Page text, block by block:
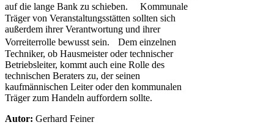
auf die lange Bank zu schieben. Kommunale
Träger von Veranstaltungsstätten sollten sich
außerdem ihrer Verantwortung und ihrer
Vorreiterrolle bewusst sein. Dem einzelnen
Techniker, ob Hausmeister oder technischer
Betriebsleiter, kommt auch eine Rolle des
technischen Beraters zu, der seinen
kaufmännischen Leiter oder den kommunalen
Träger zum Handeln auffordern sollte.
Autor: Gerhard Feiner